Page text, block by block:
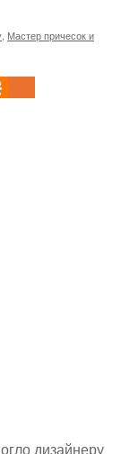
Мастер причесок и
дизайнеру